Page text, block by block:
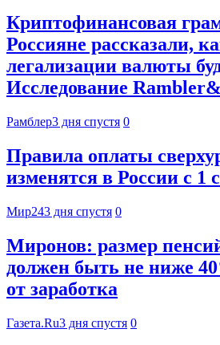
Криптофинансовая
Россияне рассказали,
легализации валюты
Исследование
Рамблер3 дня спустя 0
Правила оплаты
изменятся в России с 1
Мир243 дня спустя 0
Миронов: размер
должен быть не ниже
от заработка
Газета.Ru3 дня спустя 0